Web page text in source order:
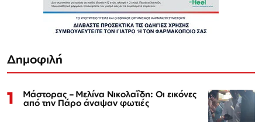
Δημοφιλή
1 Μάστορας – Μελίνα Νικολαΐδη: Οι εικόνες
από την Πάρο άναψαν φωτιές